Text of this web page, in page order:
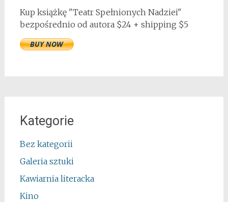
Kup książkę "Teatr Spełnionych Nadziei"
bezpośrednio od autora $24 + shipping $5
Kategorie
Bez kategorii
Galeria sztuki
Kawiarnia literacka
Kino